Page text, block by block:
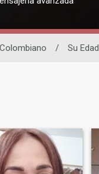
Colombiano / Su Edad